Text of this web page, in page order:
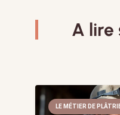
A lire
LE MÉTIER DE